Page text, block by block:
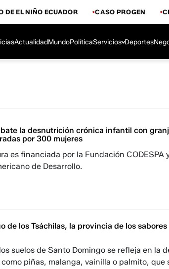
DE EL NIÑO ECUADOR CASO PROGEN
ActualidadMundoPolíticaServicios Deportes
la desnutrición crónica infantil con
por 300 mujeres
es financiada por la Fundación CODESPA
de Desarrollo.
de los Tsáchilas, la provincia de los sabores
suelos de Santo Domingo se refleja en la
piñas, malanga, vainilla o palmito, que